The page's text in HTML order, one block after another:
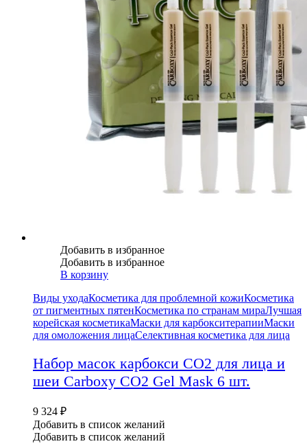
Добавить в избранное
Добавить в избранное
В корзину
Виды уходаКосметика для проблемной кожиКосметика
от пигментных пятенКосметика по странам мираЛучшая
корейская косметикаМаски для карбокситерапииМаски
для омоложения лицаСелективная косметика для лица
Набор масок карбокси СО2 для лица и
шеи Carboxy CO2 Gel Mask 6 шт.
9 324 ₽
Добавить в список желаний
Добавить в список желаний